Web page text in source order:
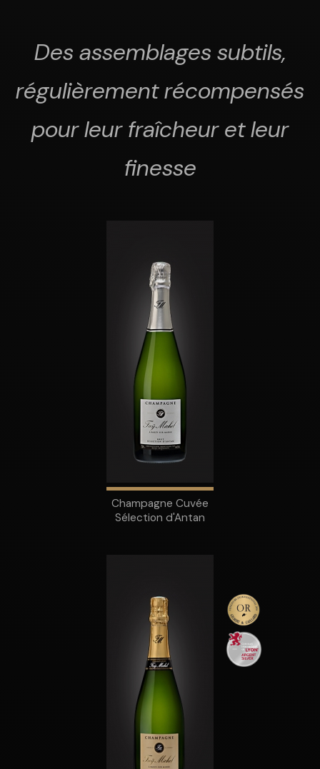
Des assemblages subtils,
régulièrement récompensés
pour leur fraîcheur et leur
finesse
Champagne Cuvée
Sélection d'Antan